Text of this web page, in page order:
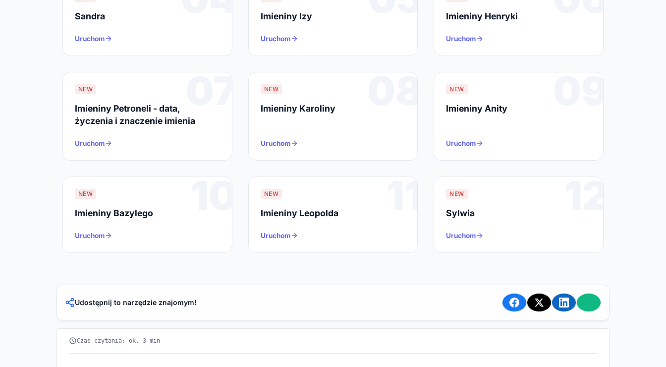
Sandra
Uruchom
Imieniny Izy
Uruchom
Imieniny Henryki
Uruchom
07
NEW
Imieniny Petroneli - data,
życzenia i znaczenie imienia
Uruchom
08
NEW
Imieniny Karoliny
Uruchom
09
NEW
Imieniny Anity
Uruchom
10
NEW
Imieniny Bazylego
Uruchom
11
NEW
Imieniny Leopolda
Uruchom
12
NEW
Sylwia
Uruchom
Udostępnij to narzędzie znajomym!
Czas czytania: ok. 3 min